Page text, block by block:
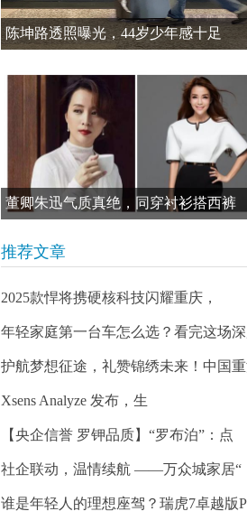
陈坤路透照曝光，44岁少年感十足
董卿朱迅气质真绝，同穿衬衫搭西裤
推荐文章
2025款悍将携硬核科技闪耀重庆，
年轻家庭第一台车怎么选？看完这场
护航梦想征途，礼赞锦绣未来！中国
Xsens Analyze 发布，生
【央企信誉 罗钾品质】“罗布泊”：点
社企联动，温情续航 ——万众城家居“
谁是年轻人的理想座驾？瑞虎7卓越版P